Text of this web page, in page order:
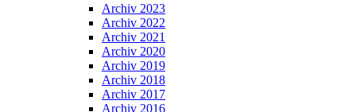
Archiv 2023
Archiv 2022
Archiv 2021
Archiv 2020
Archiv 2019
Archiv 2018
Archiv 2017
Archiv 2016